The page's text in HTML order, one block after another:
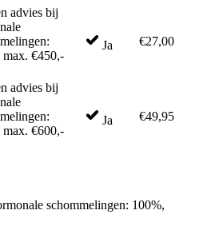
advies bij
max. €450,-
Ja €27,00
advies bij
max. €600,-
Ja €49,95
schommelingen: 100%,